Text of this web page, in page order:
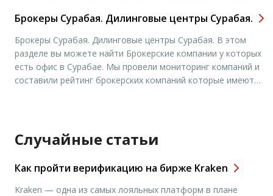
офисов и контактные данные, вам необходимо выбрать
попадете на […]
Брокеры Сурабая. Дилинговые центры Сурабая.
Брокеры Сурабая. Дилинговые центры Сурабая. В этом
разделе вы можете найти Брокерские компании у которых
есть офис в Сурабае. Мы провели мониторинг компаний и
составили рейтинг брокерских компаний которые имеют
попадете на […]
Случайные статьи
Как пройти верификацию на бирже Kraken
Kraken — одна из самых лояльных платформ в плане